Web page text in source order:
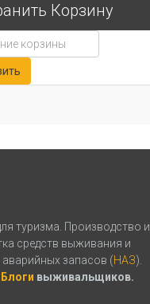
Корзину
туризма. Производство и
средств выживания и
запасов (НАЗ).
Блоги выживальщиков.